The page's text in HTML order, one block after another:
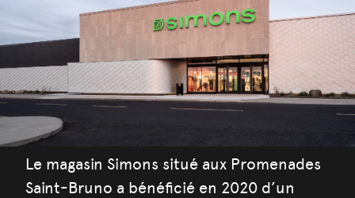
Le magasin Simons situé aux Promenades
Saint-Bruno a bénéficié en 2020 d’un